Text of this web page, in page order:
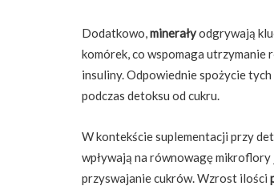
Dodatkowo,minerałyodgrywają
komórek, co wspomaga utrzymanie
insuliny. Odpowiednie spożycie tych
podczas detoksu od cukru.
W kontekście suplementacji przy
wpływają na równowagę mikroflory
przyswajanie cukrów. Wzrost ilości